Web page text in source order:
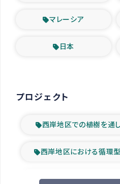
マレーシア
日本
プロジェクト
西岸地区での植樹を通
西岸地区における循環
ツアー参